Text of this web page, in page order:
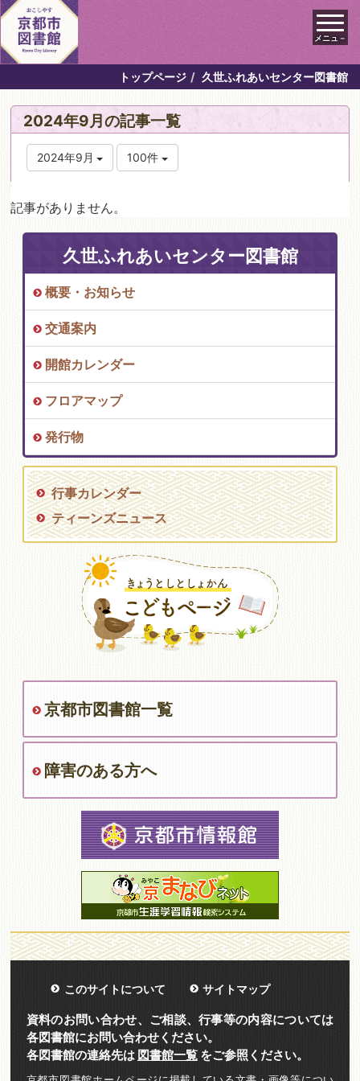
メニュ－
トップページ 久世ふれあいセンター図書館
2024年9月の記事一覧
2024年9月 100件
記事がありません。
久世ふれあいセンター図書館
概要・お知らせ
交通案内
開館カレンダー
フロアマップ
発行物
行事カレンダー
ティーンズニュース
京都市図書館一覧
障害のある方へ
このサイトについて サイトマップ
資料のお問い合わせ、ご相談、行事等の内容については
各図書館にお問い合わせください。
各図書館の連絡先は 図書館一覧をご参照ください。